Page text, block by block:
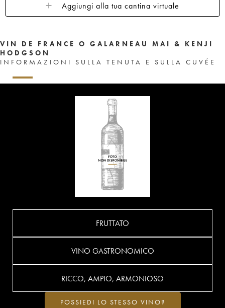
Aggiungi alla tua cantina virtuale
VIN DE FRANCE O GALARNEAU MAI & KENJI
HODGSON
INFORMAZIONI SULLA TENUTA E SULLA CUVÉE
FRUTTATO
VINO GASTRONOMICO
RICCO, AMPIO, ARMONIOSO
POSSIEDI LO STESSO VINO?